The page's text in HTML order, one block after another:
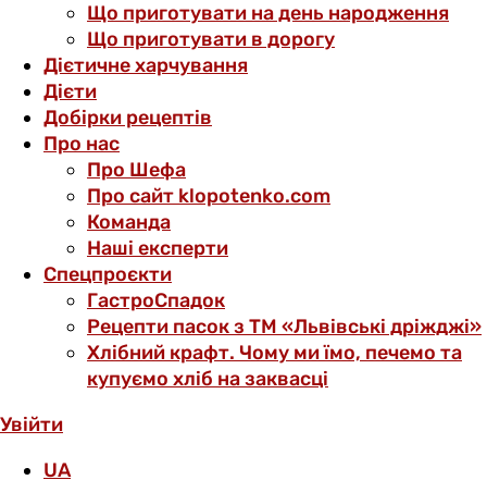
Що приготувати на день народження
Що приготувати в дорогу
Дієтичне харчування
Дієти
Добірки рецептів
Про нас
Про Шефа
Про сайт klopotenko.com
Команда
Наші експерти
Спецпроєкти
ГастроСпадок
Рецепти пасок з ТМ «Львівські дріжджі»
Хлібний крафт. Чому ми їмо, печемо та
купуємо хліб на заквасці
Увійти
UA